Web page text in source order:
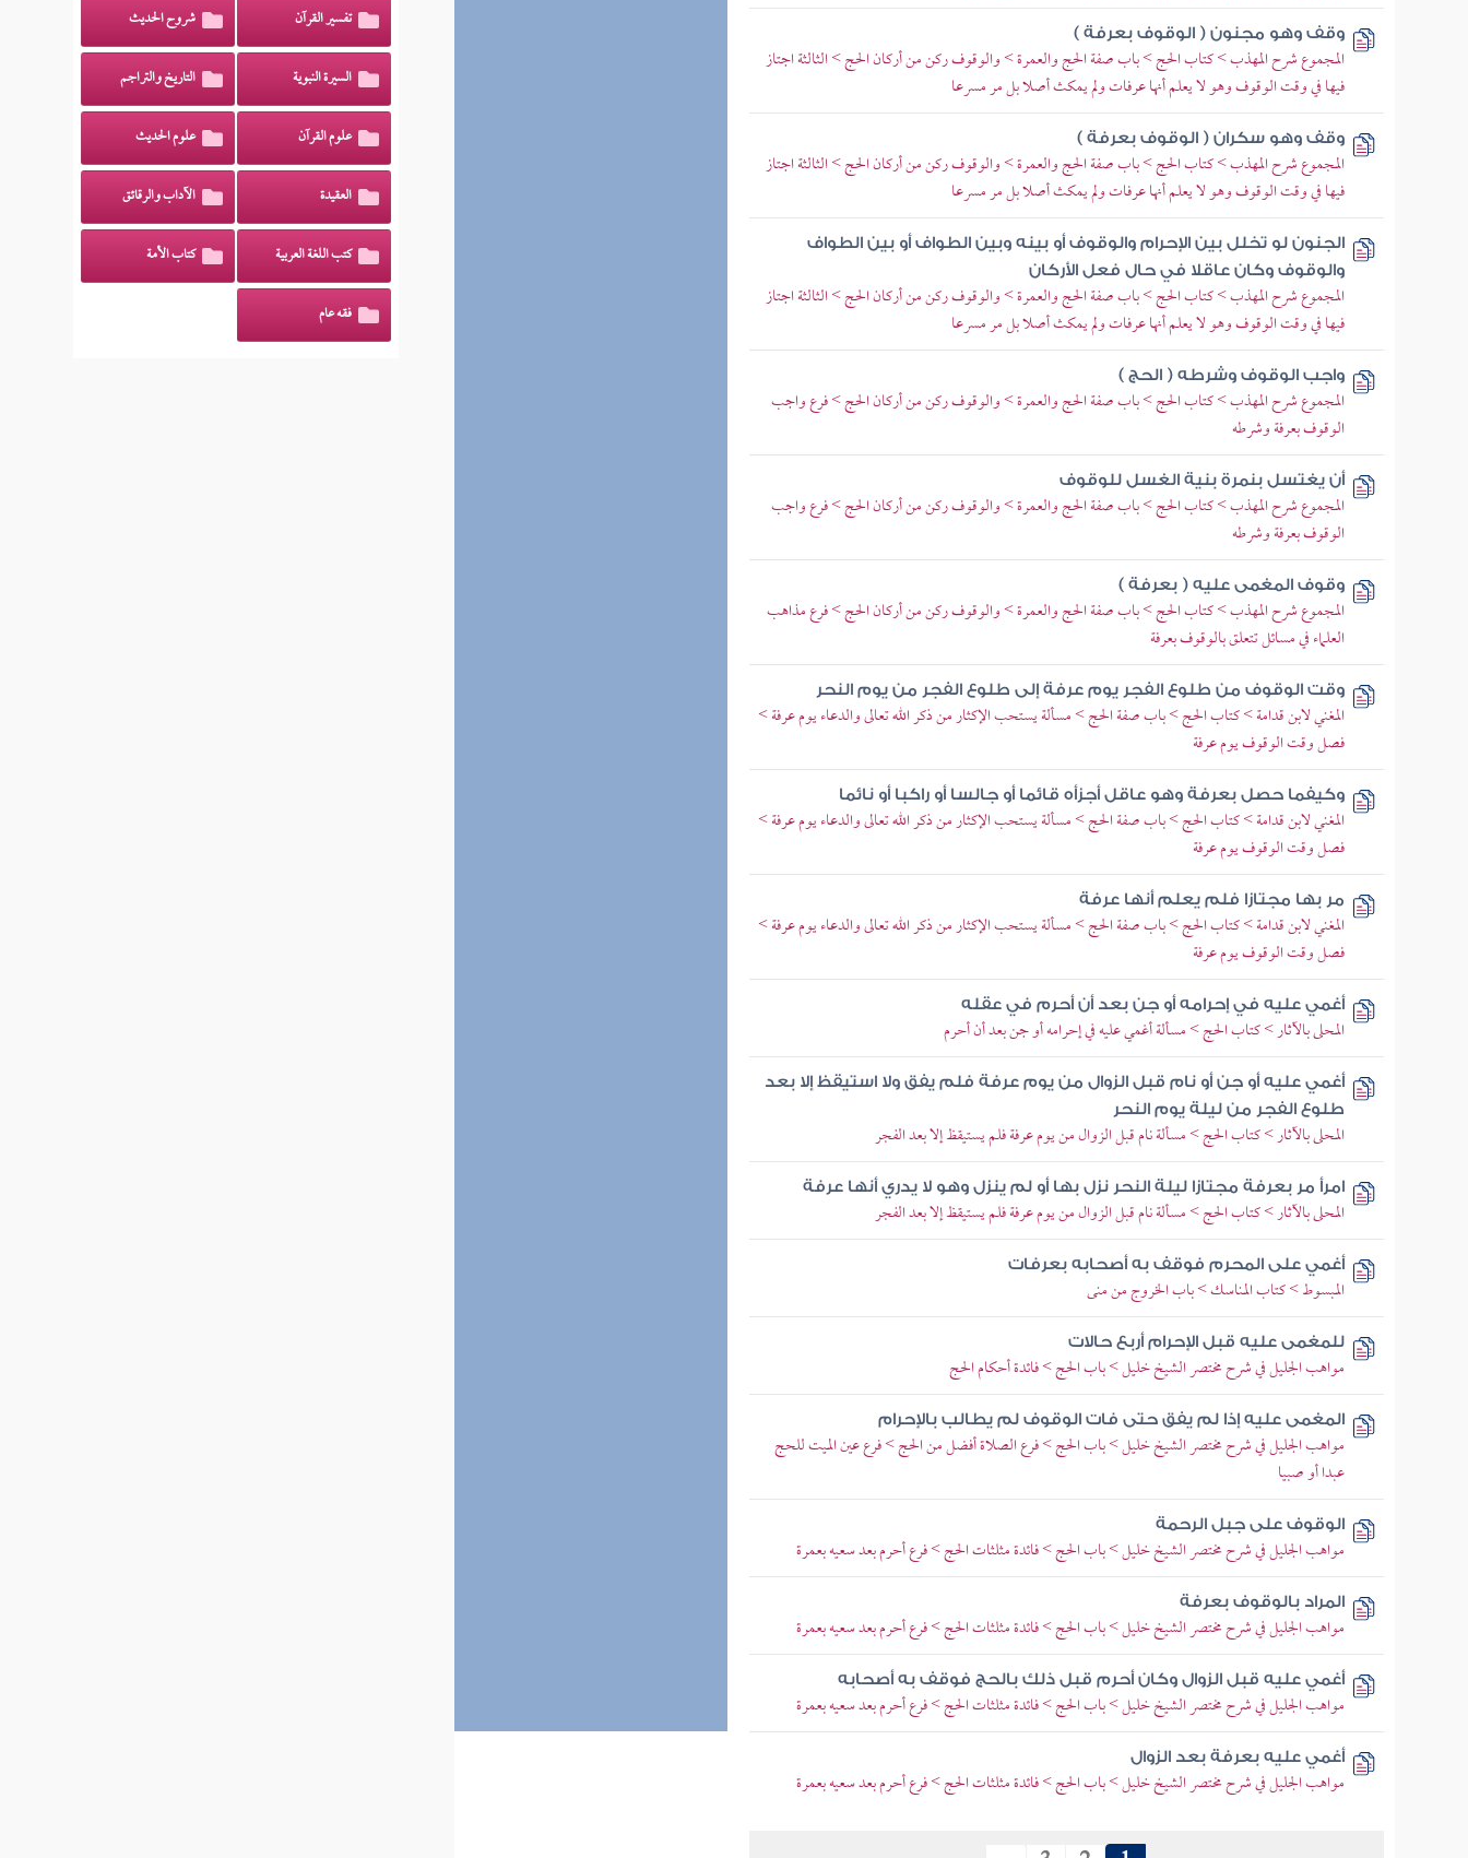
وقف وهو مجنون ( الوقوف بعرفة )
المجموع شرح المهذب > كتاب الحج > باب صفة الحج والعمرة > والوقوف ركن من أركان الحج > الثالثة اجتاز
فيها في وقت الوقوف وهو لا يعلم أنها عرفات ولم يمكث أصلا بل مر مسرعا
وقف وهو سكران ( الوقوف بعرفة )
المجموع شرح المهذب > كتاب الحج > باب صفة الحج والعمرة > والوقوف ركن من أركان الحج > الثالثة اجتاز
فيها في وقت الوقوف وهو لا يعلم أنها عرفات ولم يمكث أصلا بل مر مسرعا
الجنون لو تخلل بين الإحرام والوقوف أو بينه وبين الطواف أو بين الطواف
والوقوف وكان عاقلا في حال فعل الأركان
المجموع شرح المهذب > كتاب الحج > باب صفة الحج والعمرة > والوقوف ركن من أركان الحج > الثالثة اجتاز
فيها في وقت الوقوف وهو لا يعلم أنها عرفات ولم يمكث أصلا بل مر مسرعا
واجب الوقوف وشرطه ( الحج )
المجموع شرح المهذب > كتاب الحج > باب صفة الحج والعمرة > والوقوف ركن من أركان الحج > فرع واجب
الوقوف بعرفة وشرطه
أن يغتسل بنمرة بنية الغسل للوقوف
المجموع شرح المهذب > كتاب الحج > باب صفة الحج والعمرة > والوقوف ركن من أركان الحج > فرع واجب
الوقوف بعرفة وشرطه
وقوف المغمى عليه ( بعرفة )
المجموع شرح المهذب > كتاب الحج > باب صفة الحج والعمرة > والوقوف ركن من أركان الحج > فرع مذاهب
العلماء في مسائل تتعلق بالوقوف بعرفة
وقت الوقوف من طلوع الفجر يوم عرفة إلى طلوع الفجر من يوم النحر
المغني لابن قدامة > كتاب الحج > باب صفة الحج > مسألة يستحب الإكثار من ذكر الله تعالى والدعاء يوم عرفة >
فصل وقت الوقوف يوم عرفة
وكيفما حصل بعرفة وهو عاقل أجزأه قائما أو جالسا أو راكبا أو نائما
المغني لابن قدامة > كتاب الحج > باب صفة الحج > مسألة يستحب الإكثار من ذكر الله تعالى والدعاء يوم عرفة >
فصل وقت الوقوف يوم عرفة
مر بها مجتازا فلم يعلم أنها عرفة
المغني لابن قدامة > كتاب الحج > باب صفة الحج > مسألة يستحب الإكثار من ذكر الله تعالى والدعاء يوم عرفة >
فصل وقت الوقوف يوم عرفة
أغمي عليه في إحرامه أو جن بعد أن أحرم في عقله
المحلى بالآثار > كتاب الحج > مسألة أغمي عليه في إحرامه أو جن بعد أن أحرم
أغمي عليه أو جن أو نام قبل الزوال من يوم عرفة فلم يفق ولا استيقظ إلا بعد
طلوع الفجر من ليلة يوم النحر
المحلى بالآثار > كتاب الحج > مسألة نام قبل الزوال من يوم عرفة فلم يستيقظ إلا بعد الفجر
امرأ مر بعرفة مجتازا ليلة النحر نزل بها أو لم ينزل وهو لا يدري أنها عرفة
المحلى بالآثار > كتاب الحج > مسألة نام قبل الزوال من يوم عرفة فلم يستيقظ إلا بعد الفجر
أغمي على المحرم فوقف به أصحابه بعرفات
المبسوط > كتاب المناسك > باب الخروج من منى
للمغمى عليه قبل الإحرام أربع حالات
مواهب الجليل في شرح مختصر الشيخ خليل > باب الحج > فائدة أحكام الحج
المغمى عليه إذا لم يفق حتى فات الوقوف لم يطالب بالإحرام
مواهب الجليل في شرح مختصر الشيخ خليل > باب الحج > فرع الصلاة أفضل من الحج > فرع عين الميت للحج
عبدا أو صبيا
الوقوف على جبل الرحمة
مواهب الجليل في شرح مختصر الشيخ خليل > باب الحج > فائدة مثلثات الحج > فرع أحرم بعد سعيه بعمرة
المراد بالوقوف بعرفة
مواهب الجليل في شرح مختصر الشيخ خليل > باب الحج > فائدة مثلثات الحج > فرع أحرم بعد سعيه بعمرة
أغمي عليه قبل الزوال وكان أحرم قبل ذلك بالحج فوقف به أصحابه
مواهب الجليل في شرح مختصر الشيخ خليل > باب الحج > فائدة مثلثات الحج > فرع أحرم بعد سعيه بعمرة
أغمي عليه بعرفة بعد الزوال
مواهب الجليل في شرح مختصر الشيخ خليل > باب الحج > فائدة مثلثات الحج > فرع أحرم بعد سعيه بعمرة
تفسير القرآن شروح الحديث
السيرة النبوية التاريخ والتراجم
علوم القرآن علوم الحديث
العقيدة الآداب والرقائق
كتب اللغة العربية كتاب الأمة
فقه عام